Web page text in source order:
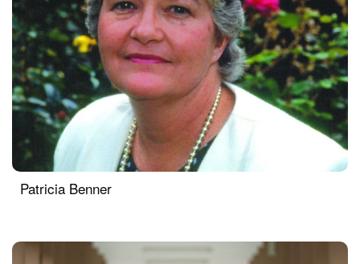
Patricia Benner